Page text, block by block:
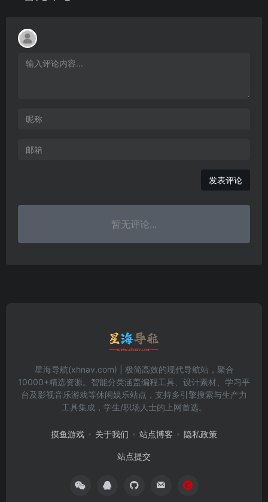
发表评论
暂无评论...
星海导航(xhnav.com) | 极简高效的现代导航站，聚合
10000+精选资源。智能分类涵盖编程工具、设计素材、学习平
台及影视音乐游戏等休闲娱乐站点，支持多引擎搜索与生产力
工具集成，学生/职场人士的上网首选。
摸鱼游戏 关于我们 站点博客 隐私政策
站点提交